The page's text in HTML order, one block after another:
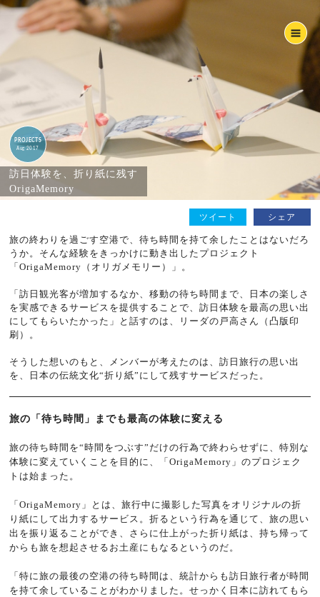
PROJECTS
Aug 2017
訪日体験を、折り紙に残す
OrigaMemory
ツイート シェア
旅の終わりを過ごす空港で、待ち時間を持て余したことはないだろ
うか。そんな経験をきっかけに動き出したプロジェクト
「OrigaMemory（オリガメモリー）」。
「訪日観光客が増加するなか、移動の待ち時間まで、日本の楽しさ
を実感できるサービスを提供することで、訪日体験を最高の思い出
にしてもらいたかった」と話すのは、リーダの戸高さん（凸版印
刷）。
そうした想いのもと、メンバーが考えたのは、訪日旅行の思い出
を、日本の伝統文化“折り紙”にして残すサービスだった。
旅の「待ち時間」までも最高の体験に変える
旅の待ち時間を“時間をつぶす”だけの行為で終わらせずに、特別な
体験に変えていくことを目的に、「OrigaMemory」のプロジェク
トは始まった。
「OrigaMemory」とは、旅行中に撮影した写真をオリジナルの折
り紙にして出力するサービス。折るという行為を通じて、旅の思い
出を振り返ることができ、さらに仕上がった折り紙は、持ち帰って
からも旅を想起させるお土産にもなるというのだ。
「特に旅の最後の空港の待ち時間は、統計からも訪日旅行者が時間
を持て余していることがわかりました。せっかく日本に訪れてもら